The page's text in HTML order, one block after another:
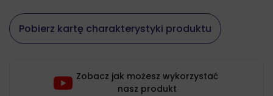
Pobierz kartę charakterystyki produktu
Zobacz jak możesz wykorzystać
nasz produkt